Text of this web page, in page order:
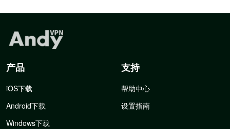
产品
iOS下载
Android下载
Windows下载
支持
帮助中心
设置指南